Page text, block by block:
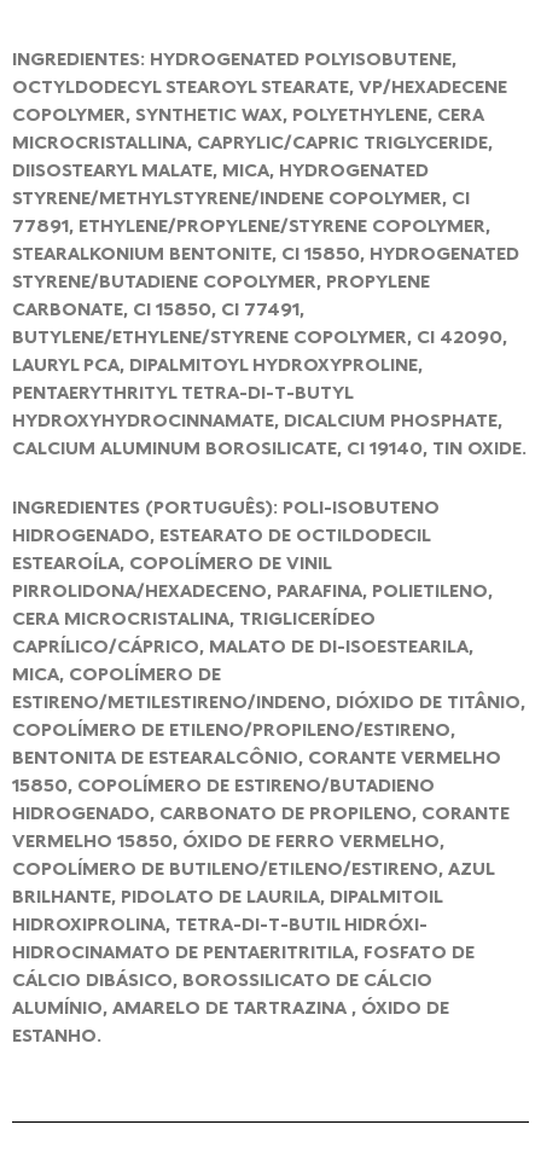
INGREDIENTES: HYDROGENATED POLYISOBUTENE,
OCTYLDODECYL STEAROYL STEARATE, VP/HEXADECENE
COPOLYMER, SYNTHETIC WAX, POLYETHYLENE, CERA
MICROCRISTALLINA, CAPRYLIC/CAPRIC TRIGLYCERIDE,
DIISOSTEARYL MALATE, MICA, HYDROGENATED
STYRENE/METHYLSTYRENE/INDENE COPOLYMER, CI
77891, ETHYLENE/PROPYLENE/STYRENE COPOLYMER,
STEARALKONIUM BENTONITE, CI 15850, HYDROGENATED
STYRENE/BUTADIENE COPOLYMER, PROPYLENE
CARBONATE, CI 15850, CI 77491,
BUTYLENE/ETHYLENE/STYRENE COPOLYMER, CI 42090,
LAURYL PCA, DIPALMITOYL HYDROXYPROLINE,
PENTAERYTHRITYL TETRA-DI-T-BUTYL
HYDROXYHYDROCINNAMATE, DICALCIUM PHOSPHATE,
CALCIUM ALUMINUM BOROSILICATE, CI 19140, TIN OXIDE.
INGREDIENTES (PORTUGUÊS): POLI-ISOBUTENO
HIDROGENADO, ESTEARATO DE OCTILDODECIL
ESTEAROÍLA, COPOLÍMERO DE VINIL
PIRROLIDONA/HEXADECENO, PARAFINA, POLIETILENO,
CERA MICROCRISTALINA, TRIGLICERÍDEO
CAPRÍLICO/CÁPRICO, MALATO DE DI-ISOESTEARILA,
MICA, COPOLÍMERO DE
ESTIRENO/METILESTIRENO/INDENO, DIÓXIDO DE TITÂNIO,
COPOLÍMERO DE ETILENO/PROPILENO/ESTIRENO,
BENTONITA DE ESTEARALCÔNIO, CORANTE VERMELHO
15850, COPOLÍMERO DE ESTIRENO/BUTADIENO
HIDROGENADO, CARBONATO DE PROPILENO, CORANTE
VERMELHO 15850, ÓXIDO DE FERRO VERMELHO,
COPOLÍMERO DE BUTILENO/ETILENO/ESTIRENO, AZUL
BRILHANTE, PIDOLATO DE LAURILA, DIPALMITOIL
HIDROXIPROLINA, TETRA-DI-T-BUTIL HIDRÓXI-
HIDROCINAMATO DE PENTAERITRITILA, FOSFATO DE
CÁLCIO DIBÁSICO, BOROSSILICATO DE CÁLCIO
ALUMÍNIO, AMARELO DE TARTRAZINA , ÓXIDO DE
ESTANHO.